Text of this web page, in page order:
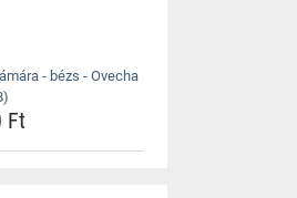
- bézs - Ovecha
Ft